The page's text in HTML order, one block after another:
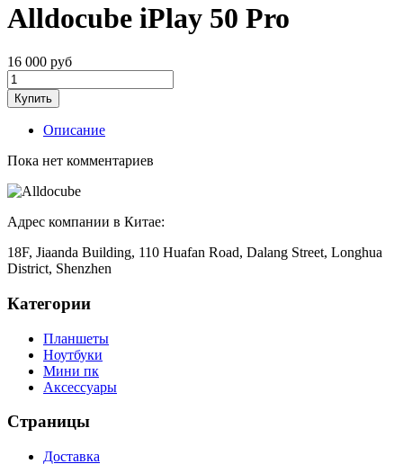
Alldocube iPlay 50 Pro
16 000 руб
Купить
Описание
Пока нет комментариев
Адрес компании в Китае:
18F, Jiaanda Building, 110 Huafan Road, Dalang Street, Longhua
District, Shenzhen
Категории
Планшеты
Ноутбуки
Мини пк
Аксессуары
Страницы
Доставка